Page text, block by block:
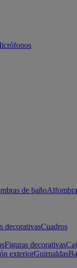
de baño
decorativasCuadros
Figuras decorativas
exteriorGuirnaldas